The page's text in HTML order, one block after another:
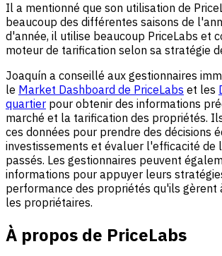
Il a mentionné que son utilisation de
beaucoup des différentes saisons de
d'année, il utilise beaucoup PriceLabs et
moteur de tarification selon sa stratégie
Joaquín a conseillé aux gestionnaires
le Market Dashboard de PriceLabs et les
quartier pour obtenir des informations
marché et la tarification des propriétés.
ces données pour prendre des décisions
investissements et évaluer l'efficacité de
passés. Les gestionnaires peuvent
informations pour appuyer leurs
performance des propriétés qu'ils gèrent
les propriétaires.
À propos de PriceLabs